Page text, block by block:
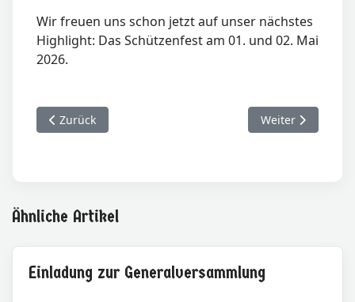
Wir freuen uns schon jetzt auf unser nächstes
Highlight: Das Schützenfest am 01. und 02. Mai
2026.
Vorheriger Beitrag: Rückblick auf das Winterfest 2026
Zurück Nächster
Weiter
Ähnliche Artikel
Einladung zur Generalversammlung